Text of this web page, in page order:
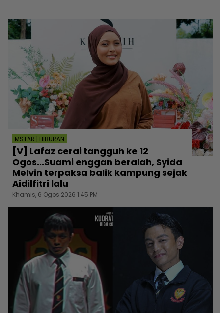
MSTAR | HIBURAN
[V] Lafaz cerai tangguh ke 12
Ogos...Suami enggan beralah, Syida
Melvin terpaksa balik kampung sejak
Aidilfitri lalu
Khamis, 6 Ogos 2026 1:45 PM